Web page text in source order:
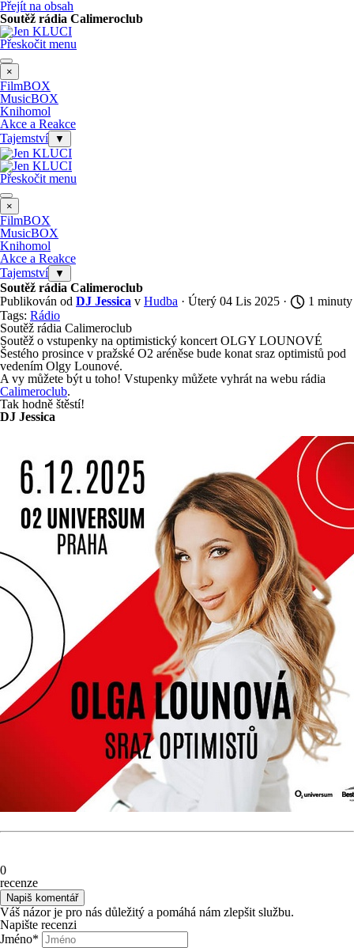
Přejít na obsah
Soutěž rádia Calimeroclub
Přeskočit menu
×
FilmBOX
MusicBOX
Knihomol
Akce a Reakce
Tajemství
▼
Přeskočit menu
×
FilmBOX
MusicBOX
Knihomol
Akce a Reakce
Tajemství
▼
Soutěž rádia Calimeroclub
Publikován od DJ Jessica v Hudba · Úterý 04 Lis 2025 ·
1 minuty
Tags: Rádio
Soutěž rádia Calimeroclub
Soutěž o vstupenky na optimistický koncert OLGY LOUNOVÉ
Šestého prosince v pražské O2 aréněse bude konat sraz optimistů pod
vedením Olgy Lounové.
A vy můžete být u toho! Vstupenky můžete vyhrát na webu rádia
Calimeroclub.
Tak hodně štěstí!
DJ Jessica
0
recenze
Váš názor je pro nás důležitý a pomáhá nám zlepšit službu.
Napište recenzi
Jméno*